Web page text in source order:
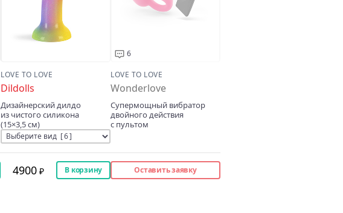
LOVE TO LOVE
Dildolls
Дизайнерский дилдо
из чистого силикона
(15×3,5 см)
4900 В корзину
6
LOVE TO LOVE
Wonderlove
Супермощный вибратор
двойного действия
с пультом
Оставить заявку